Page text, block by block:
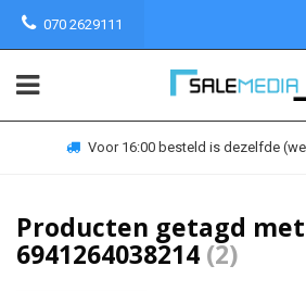
070 2629111
Voor 16:00 besteld is dezelfde
Producten getagd met
6941264038214 (2)